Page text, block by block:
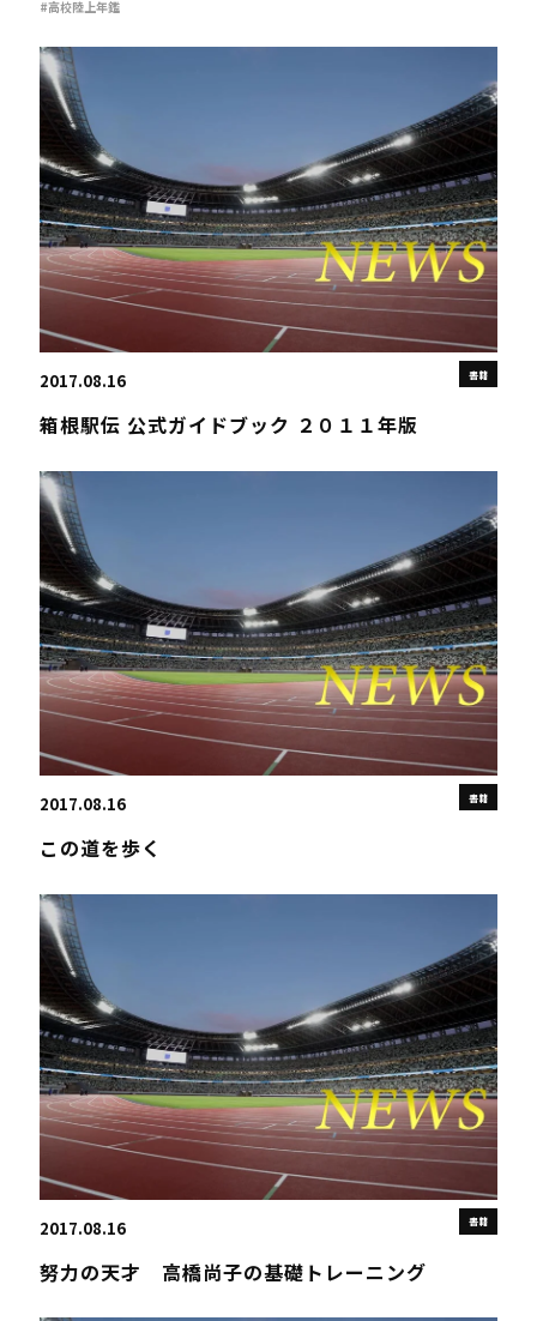
#高校陸上年鑑
書籍
2017.08.16
箱根駅伝 公式ガイドブック ２０１１年版
書籍
2017.08.16
この道を歩く
書籍
2017.08.16
努力の天才 高橋尚子の基礎トレーニング